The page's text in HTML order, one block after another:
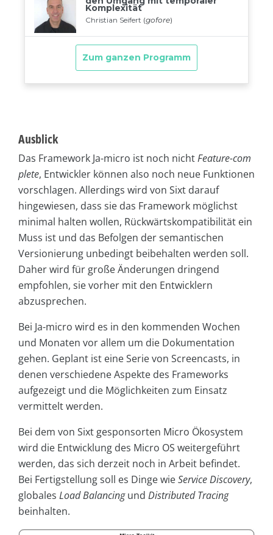
Ausblick
Das Framework Ja-micro ist noch nichtFeature-com
plete, Entwickler können also noch neue Funktionen
vorschlagen. Allerdings wird von Sixt darauf
hingewiesen, dass sie das Framework möglichst
minimal halten wollen, Rückwärtskompatibilität ein
Muss ist und das Befolgen der semantischen
Versionierung unbedingt beibehalten werden soll.
Daher wird für große Änderungen dringend
empfohlen, sie vorher mit den Entwicklern
abzusprechen.
Bei Ja-micro wird es in den kommenden Wochen
und Monaten vor allem um die Dokumentation
gehen. Geplant ist eine Serie von Screencasts, in
denen verschiedene Aspekte des Frameworks
aufgezeigt und die Möglichkeiten zum Einsatz
vermittelt werden.
Bei dem von Sixt gesponsorten Micro Ökosystem
wird die Entwicklung des Micro OS weitergeführt
werden, das sich derzeit noch in Arbeit befindet.
Bei Fertigstellung soll es Dinge wieService Discovery,
globales Load Balancingund Distributed Tracing
beinhalten.